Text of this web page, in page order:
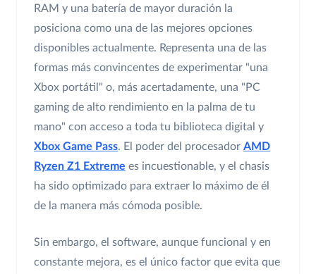
RAM y una batería de mayor duración la
posiciona como una de las mejores opciones
disponibles actualmente. Representa una de las
formas más convincentes de experimentar "una
Xbox portátil" o, más acertadamente, una "PC
gaming de alto rendimiento en la palma de tu
mano" con acceso a toda tu biblioteca digital y
Xbox Game Pass. El poder del procesador AMD
Ryzen Z1 Extreme es incuestionable, y el chasis
ha sido optimizado para extraer lo máximo de él
de la manera más cómoda posible.
Sin embargo, el software, aunque funcional y en
constante mejora, es el único factor que evita que